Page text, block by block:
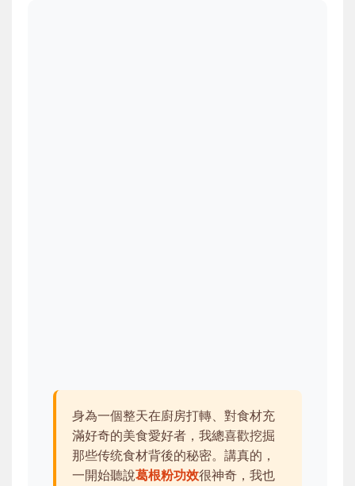
身為一個整天在廚房打轉、對食材充
滿好奇的美食愛好者，我總喜歡挖掘
那些传统食材背後的秘密。講真的，
一開始聽說葛根粉功效很神奇，我也